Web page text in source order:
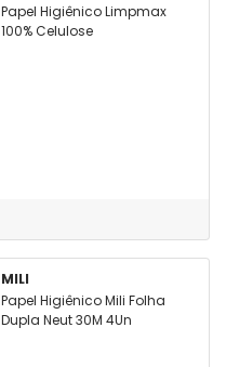
Papel Higiênico Limpmax
100% Celulose
MILI
Papel Higiênico Mili Folha
Dupla Neut 30M 4Un